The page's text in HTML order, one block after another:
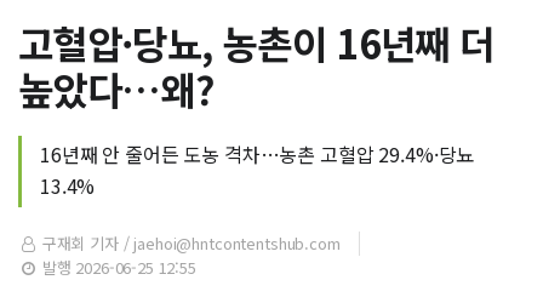
고혈압·당뇨, 농촌이 16년째 더
높았다…왜?
16년째 안 줄어든 도농 격차…농촌 고혈압 29.4%·당뇨
13.4%
구재회 기자 / jaehoi@hntcontentshub.com
발행 2026-06-25 12:55